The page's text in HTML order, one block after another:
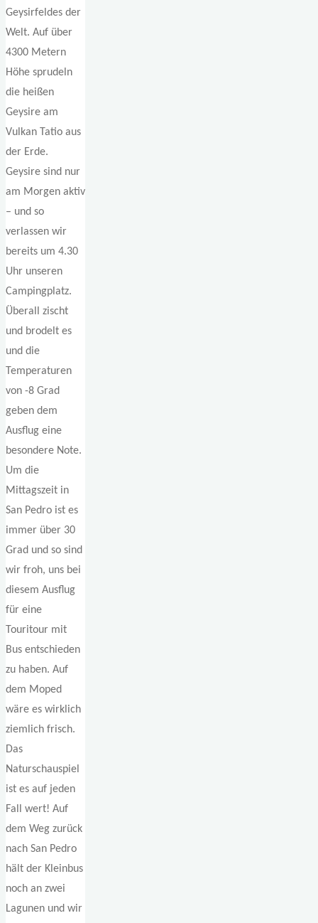
Geysirfeldes der
Welt. Auf über
4300 Metern
Höhe sprudeln
die heißen
Geysire am
Vulkan Tatio aus
der Erde.
Geysire sind nur
am Morgen aktiv
– und so
verlassen wir
bereits um 4.30
Uhr unseren
Campingplatz.
Überall zischt
und brodelt es
und die
Temperaturen
von -8 Grad
geben dem
Ausflug eine
besondere Note.
Um die
Mittagszeit in
San Pedro ist es
immer über 30
Grad und so sind
wir froh, uns bei
diesem Ausflug
für eine
Touritour mit
Bus entschieden
zu haben. Auf
dem Moped
wäre es wirklich
ziemlich frisch.
Das
Naturschauspiel
ist es auf jeden
Fall wert! Auf
dem Weg zurück
nach San Pedro
hält der Kleinbus
noch an zwei
Lagunen und wir